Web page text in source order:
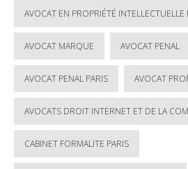
AVOCAT EN PROPRIÉTÉ INTELLECTUELLE
AVOCAT MARQUE AVOCAT PENAL
AVOCAT PENAL PARIS AVOCAT
AVOCATS DROIT INTERNET ET DE LA
CABINET FORMALITE PARIS